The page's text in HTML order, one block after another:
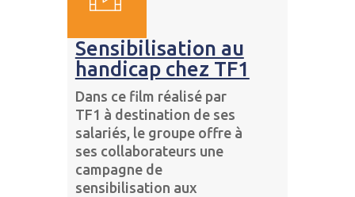
Sensibilisation au
handicap chez TF1
Dans ce film réalisé par
TF1 à destination de ses
salariés, le groupe offre à
ses collaborateurs une
campagne de
sensibilisation aux